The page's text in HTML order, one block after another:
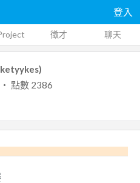
登入
徵才 聊天
ketyykes)
‧ 點數 2386